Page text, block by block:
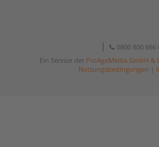
0800 800 666
Ein Service der ProAgeMedia GmbH &
Nutzungsbedingungen